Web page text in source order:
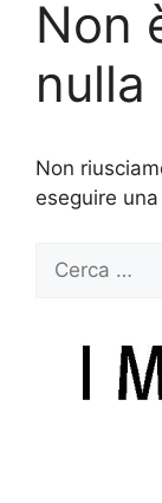
Non
nulla
Non
eseguire
Ricerca